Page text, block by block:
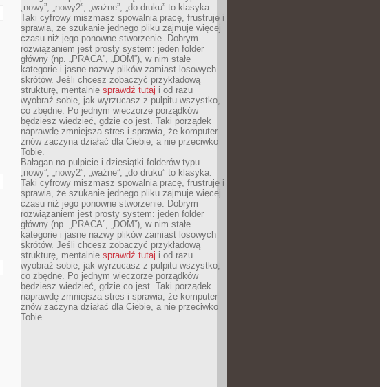
„nowy”, „nowy2”, „ważne”, „do druku” to klasyka.
Taki cyfrowy miszmasz spowalnia pracę, frustruje i
sprawia, że szukanie jednego pliku zajmuje więcej
czasu niż jego ponowne stworzenie. Dobrym
rozwiązaniem jest prosty system: jeden folder
główny (np. „PRACA”, „DOM”), w nim stałe
kategorie i jasne nazwy plików zamiast losowych
skrótów. Jeśli chcesz zobaczyć przykładową
strukturę, mentalnie sprawdź tutaj i od razu
wyobraź sobie, jak wyrzucasz z pulpitu wszystko,
co zbędne. Po jednym wieczorze porządków
będziesz wiedzieć, gdzie co jest. Taki porządek
naprawdę zmniejsza stres i sprawia, że komputer
znów zaczyna działać dla Ciebie, a nie przeciwko
Tobie.
Bałagan na pulpicie i dziesiątki folderów typu
„nowy”, „nowy2”, „ważne”, „do druku” to klasyka.
Taki cyfrowy miszmasz spowalnia pracę, frustruje i
sprawia, że szukanie jednego pliku zajmuje więcej
czasu niż jego ponowne stworzenie. Dobrym
rozwiązaniem jest prosty system: jeden folder
główny (np. „PRACA”, „DOM”), w nim stałe
kategorie i jasne nazwy plików zamiast losowych
skrótów. Jeśli chcesz zobaczyć przykładową
strukturę, mentalnie sprawdź tutaj i od razu
wyobraź sobie, jak wyrzucasz z pulpitu wszystko,
co zbędne. Po jednym wieczorze porządków
będziesz wiedzieć, gdzie co jest. Taki porządek
naprawdę zmniejsza stres i sprawia, że komputer
znów zaczyna działać dla Ciebie, a nie przeciwko
Tobie.